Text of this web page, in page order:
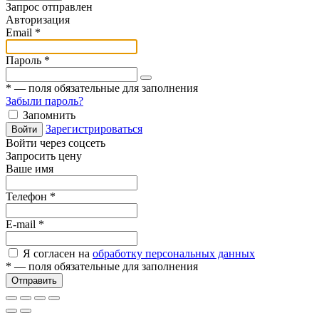
Запрос отправлен
Авторизация
Email *
Пароль *
* — поля обязательные для заполнения
Забыли пароль?
Запомнить
Войти
Зарегистрироваться
Войти через соцсеть
Запросить цену
Ваше имя
Телефон *
E-mail *
Я согласен на обработку персональных данных
* — поля обязательные для заполнения
Отправить